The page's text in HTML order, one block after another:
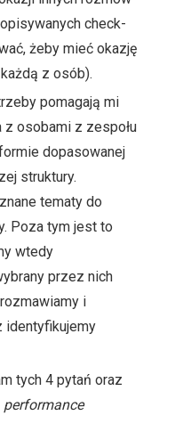
check-
żeby mieć okazję
z osób).
pomagają mi
osobami z zespołu
dopasowanej
struktury.
tematy do
Poza tym jest to
wtedy
przez nich
i
identyfikujemy
tych 4 pytań oraz
performance